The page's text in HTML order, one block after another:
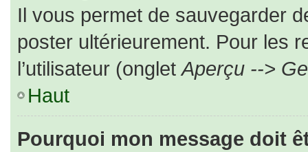
Il vous permet de sauvegarder
poster ultérieurement. Pour les
l’utilisateur (ongletAperçu -->
Haut
Pourquoi mon message doit